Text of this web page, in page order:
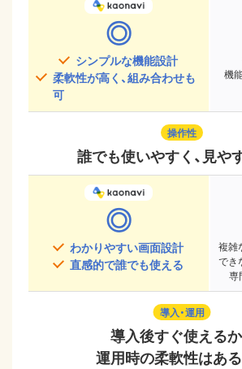
◎
シンプルな機能設計
柔軟性が高く、組み合わせも
可
機
操作性
誰でも使いやすく、見や
◎
わかりやすい画面設計
直感的で誰でも使える
複雑
でき
専
導入・運用
導入後すぐ使えるか
運用時の柔軟性はあ